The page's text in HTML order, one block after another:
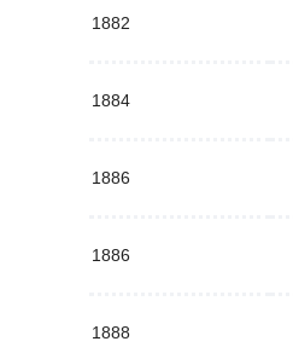
1882
1884
1886
1886
1888